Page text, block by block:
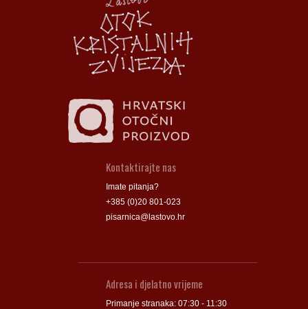
Groblje
Groblje
Kontaktirajte nas
Imate pitanja?
+385 (0)20 801-023
pisarnica@lastovo.hr
Adresa i djelatno vrijeme
Primanje stranaka: 07:30 - 11:30